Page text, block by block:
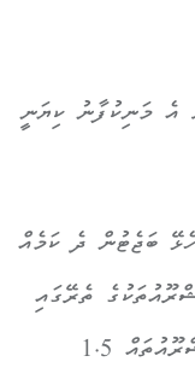
އެ މަނިކުފާނު ކިޔަނީ
ބަޖެޓުން ދެ ކަމެއް
ތެރޭގައި
ފިޒިކަލް ކޮންސްޓްރަކްޝަން ހައުސިން މަޝްރޫއުތައް 1.5